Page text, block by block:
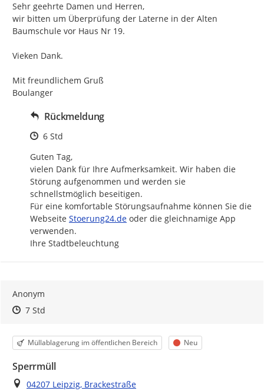
Sehr geehrte Damen und Herren,
wir bitten um Überprüfung der Laterne in der Alten
Baumschule vor Haus Nr 19.
Vieken Dank.
Mit freundlichem Gruß
Boulanger
Rückmeldung
Zeitpunkt des Erstellens
6 Std
Guten Tag,
vielen Dank für Ihre Aufmerksamkeit. Wir haben die
Störung aufgenommen und werden sie
schnellstmöglich beseitigen.
Für eine komfortable Störungsaufnahme können Sie die
Webseite http://
Stoerung24.de oder die gleichnamige App
verwenden.
Ihre Stadtbeleuchtung
Anonym
Zeitpunkt des Erstellens
Zeitpunkt des Erstellens
7 StdZur Äußerung
Kategorie
Müllablagerung im öffentlichen Bereich Status
Neu
Sperrmüll
Ort
04207 Leipzig, Brackestraße